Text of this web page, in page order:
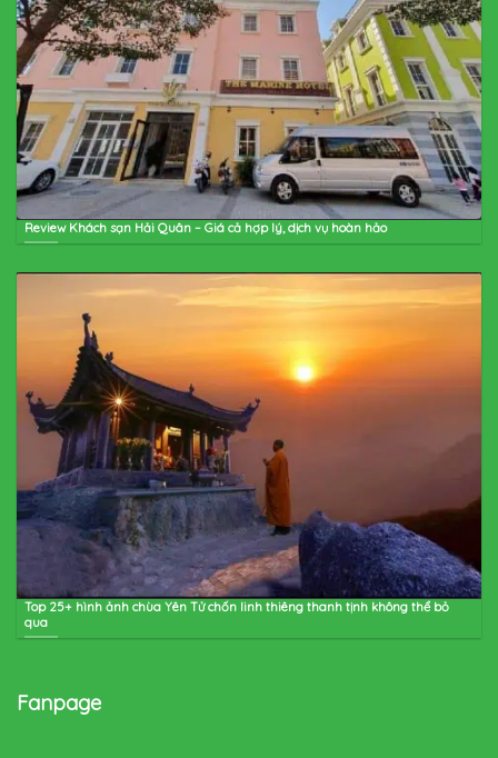
Review Khách sạn Hải Quân – Giá cả hợp lý, dịch vụ hoàn hảo
Top 25+ hình ảnh chùa Yên Tử chốn linh thiêng thanh tịnh không thể bỏ
qua
Fanpage